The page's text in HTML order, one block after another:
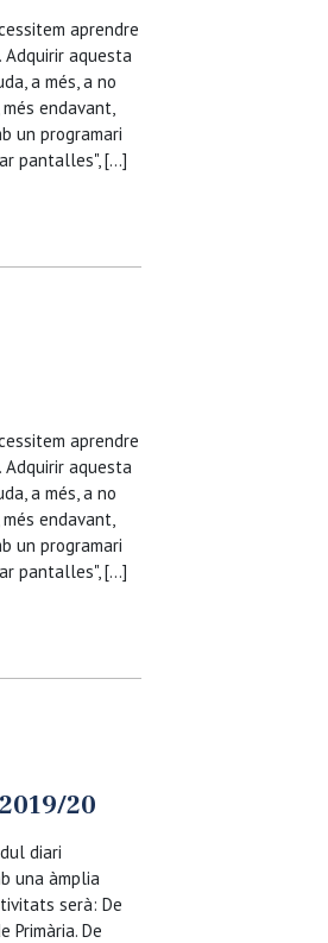
aprendre
aquesta
a més, a no
endavant,
un programari
pantalles", […]
aprendre
aquesta
a més, a no
endavant,
un programari
pantalles", […]
20
diari
una àmplia
serà: De
Primària. De